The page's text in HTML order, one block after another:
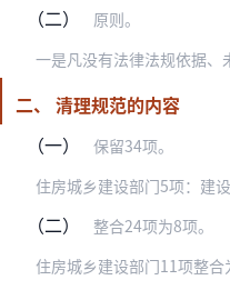
（二）
原则。
二、 清理规范的内容
（一）
保留34项。
（二）
整合24项为8项。